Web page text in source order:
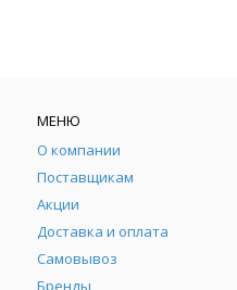
МЕНЮ
О компании
Поставщикам
Акции
Доставка и оплата
Самовывоз
Бренды